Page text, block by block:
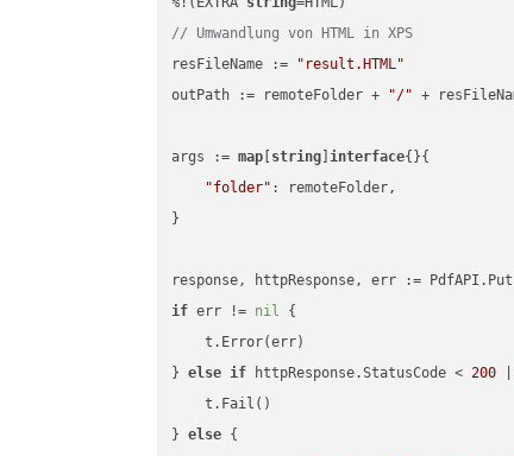
// Umwandlung von HTML in XPS
resFileName :=
"result.HTML"
outPath := remoteFolder +
"/" +
args := map string ]interface{}{
"folder" : remoteFolder,
}
if err != nil {
    t.Error(err)
} else if httpResponse.StatusCode < 200
    t.Fail()
} else {